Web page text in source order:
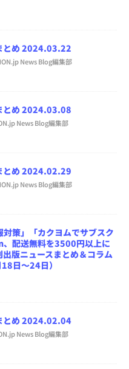
とめ 2024.03.22
News Blog編集部
とめ 2024.03.08
News Blog編集部
とめ 2024.02.29
News Blog編集部
対策」「カクヨムでサブスク
配送無料を3500円以上に
版ニュースまとめ＆コラム
日～24日）
とめ 2024.02.04
News Blog編集部